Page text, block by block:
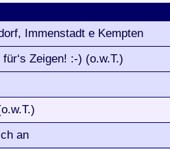
Immenstadt e Kempten
Zeigen! :-) (o.w.T.)
an